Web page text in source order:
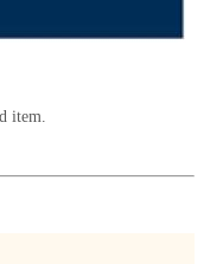
item.